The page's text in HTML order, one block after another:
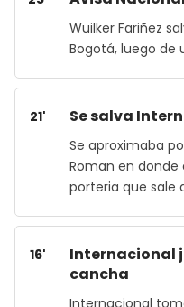
Wuilker Fariñez
Bogotá, luego de
21' Se salva
Se aproximaba
Roman en
porteria que sale
16'
Internacional
cancha
Internacional